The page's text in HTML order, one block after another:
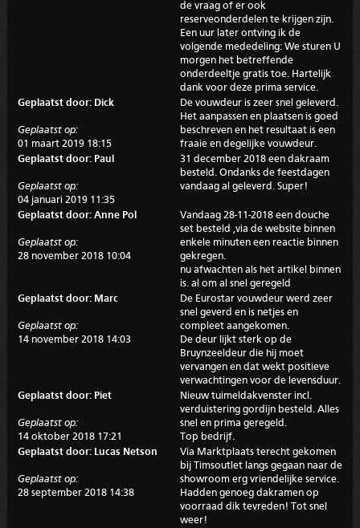
de vraag of er ook
reserveonderdelen te krijgen zijn.
Een uur later ontving ik de
volgende mededeling: We sturen U
morgen het betreffende
onderdeeltje gratis toe. Hartelijk
dank voor deze prima service.
Geplaatst door: Dick
Geplaatst op:
01 maart 2019 18:15
De vouwdeur is zeer snel geleverd.
Het aanpassen en plaatsen is goed
beschreven en het resultaat is een
fraaie en degelijke vouwdeur.
Geplaatst door: Paul
Geplaatst op:
04 januari 2019 11:35
31 december 2018 een dakraam
besteld. Ondanks de feestdagen
vandaag al geleverd. Super!
Geplaatst door: Anne Pol
Geplaatst op:
28 november 2018 10:04
Vandaag 28-11-2018 een douche
set besteld ,via de website binnen
enkele minuten een reactie binnen
gekregen.
nu afwachten als het artikel binnen
is. al om al snel geregeld
Geplaatst door: Marc
Geplaatst op:
14 november 2018 14:03
De Eurostar vouwdeur werd zeer
snel geverd en is netjes en
compleet aangekomen.
De deur lijkt sterk op de
Bruynzeeldeur die hij moet
vervangen en dat wekt positieve
verwachtingen voor de levensduur.
Geplaatst door: Piet
Geplaatst op:
14 oktober 2018 17:21
Nieuw tuimeldakvenster incl.
verduistering gordijn besteld. Alles
snel en prima geregeld.
Top bedrijf.
Geplaatst door: Lucas Netson
Geplaatst op:
28 september 2018 14:38
Via Marktplaats terecht gekomen
bij Timsoutlet langs gegaan naar de
showroom erg vriendelijke service.
Hadden genoeg dakramen op
voorraad dik tevreden! Tot snel
weer!